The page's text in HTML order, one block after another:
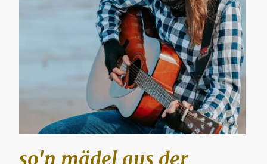
so'n mädel aus der